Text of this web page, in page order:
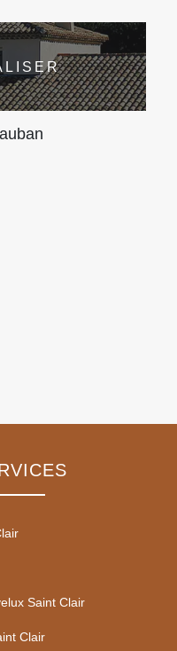
Saint Clair
Clair